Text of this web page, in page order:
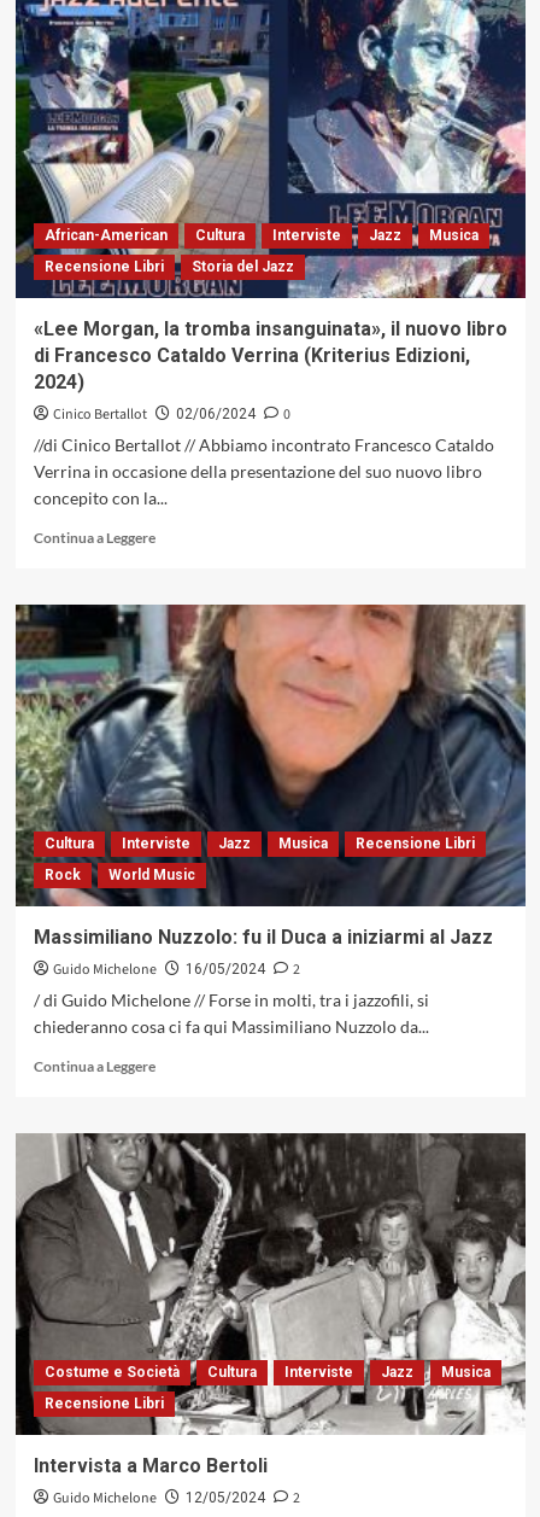
Enzo
Gentile:
ascolto
moltissimo
il
jazz
storico
African-American Cultura Interviste Jazz
Musica
Recensione Libri
Storia del Jazz
«Lee Morgan, la tromba insanguinata», il nuovo libro
di Francesco Cataldo Verrina (Kriterius Edizioni,
2024)
Cinico Bertallot 02/06/2024
0
//di Cinico Bertallot // Abbiamo incontrato Francesco Cataldo
Verrina in occasione della presentazione del suo nuovo libro
concepito con la...
Continua a LeggereLeggi
su
«Lee
Morgan,
la
tromba
insanguinata»,
il
nuovo
libro
di
Francesco
Cataldo
Verrina
(Kriterius
2024)
Cultura Interviste Jazz Musica
Recensione Libri
Rock
World Music
Massimiliano Nuzzolo: fu il Duca a iniziarmi al Jazz
Guido Michelone 16/05/2024
2
/ di Guido Michelone // Forse in molti, tra i jazzofili, si
chiederanno cosa ci fa qui Massimiliano Nuzzolo da...
Continua a LeggereLeggi
su
Massimiliano
Nuzzolo:
fu
Duca
a
iniziarmi
al
Jazz
Costume e Società Cultura Interviste Jazz
Musica
Recensione Libri
Intervista a Marco Bertoli
Guido Michelone 12/05/2024
2